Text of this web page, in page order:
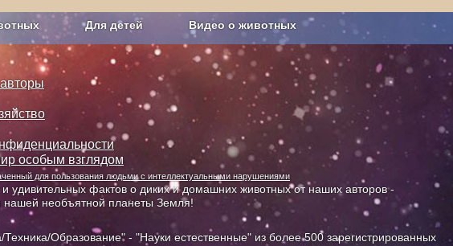
Для детей Видео о животных
Сельское хозяйство
особым взглядом
для пользования людьми с интеллектуальными нарушениями
фактов о диких и домашних животных от наших авторов -
нашей необъятной планеты Земля!
Техника/Образование" - "Науки естественные" из более 500 зарегистрированных